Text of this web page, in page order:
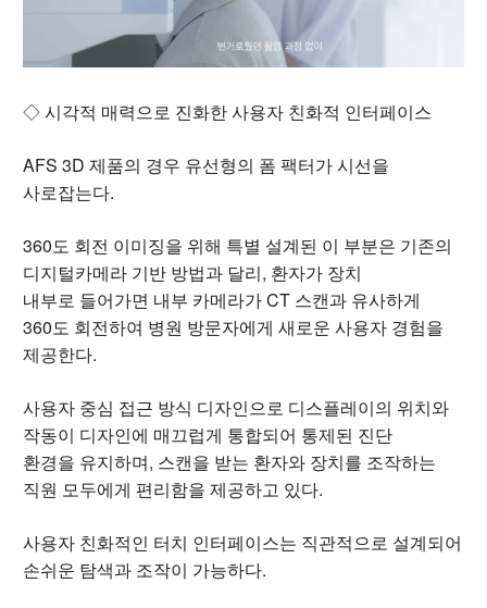
◇ 시각적 매력으로 진화한 사용자 친화적 인터페이스
AFS 3D 제품의 경우 유선형의 폼 팩터가 시선을
사로잡는다.
360도 회전 이미징을 위해 특별 설계된 이 부분은 기존의
디지털카메라 기반 방법과 달리, 환자가 장치
내부로 들어가면 내부 카메라가 CT 스캔과 유사하게
360도 회전하여 병원 방문자에게 새로운 사용자 경험을
제공한다.
사용자 중심 접근 방식 디자인으로 디스플레이의 위치와
작동이 디자인에 매끄럽게 통합되어 통제된 진단
환경을 유지하며, 스캔을 받는 환자와 장치를 조작하는
직원 모두에게 편리함을 제공하고 있다.
사용자 친화적인 터치 인터페이스는 직관적으로 설계되어
손쉬운 탐색과 조작이 가능하다.